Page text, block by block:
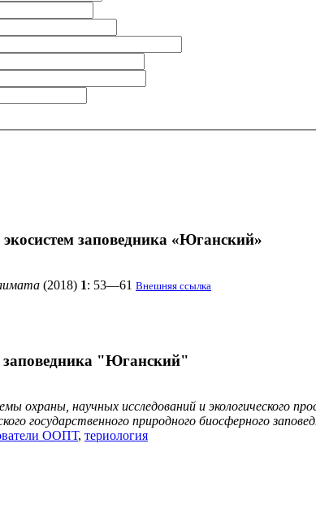
заповедника «Юганский»
(2018) 1: 53—61 Внешняя ссылка
заповедника "Юганский"
охраны, научных исследований и экологического
государственного природного биосферного
ООПТ, териология